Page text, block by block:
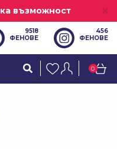
възможност
9518
ФЕНОВЕ
456
ФЕНОВЕ
0